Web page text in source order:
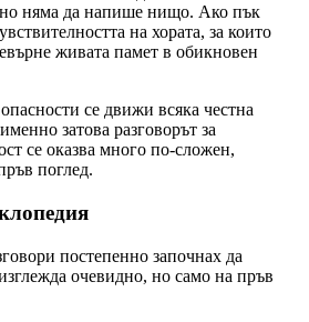
няма да напише нищо. Ако пък
на хората, за които
живата памет в обикновен
се движи всяка честна
затова разговорът за
се оказва много по-сложен,
поглед.
постепенно започнах да
очевидно, но само на пръв